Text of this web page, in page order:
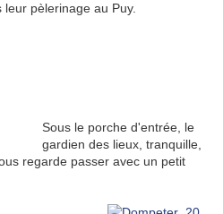
pèlerinage au Puy.
Sous le porche d'entrée, le
gardien des lieux, tranquille,
regarde passer avec un petit